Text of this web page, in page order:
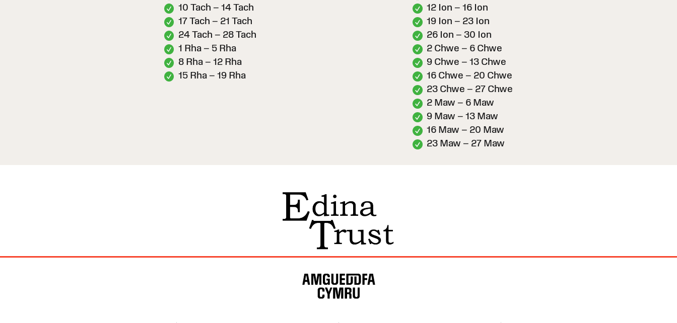
10 Tach – 14 Tach
17 Tach – 21 Tach
24 Tach – 28 Tach
1 Rha – 5 Rha
8 Rha – 12 Rha
15 Rha – 19 Rha
12 Ion – 16 Ion
19 Ion – 23 Ion
26 Ion – 30 Ion
2 Chwe – 6 Chwe
9 Chwe – 13 Chwe
16 Chwe – 20 Chwe
23 Chwe – 27 Chwe
2 Maw – 6 Maw
9 Maw – 13 Maw
16 Maw – 20 Maw
23 Maw – 27 Maw